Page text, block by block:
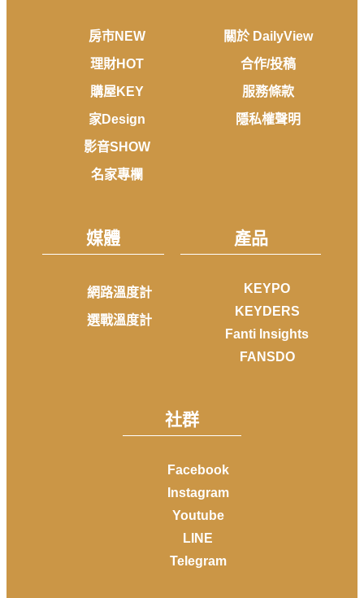
房市NEW
理財HOT
購屋KEY
家Design
影音SHOW
名家專欄
關於 DailyView
合作/投稿
服務條款
隱私權聲明
媒體
網路溫度計
選戰溫度計
產品
KEYPO
KEYDERS
Fanti Insights
FANSDO
社群
Facebook
Instagram
Youtube
LINE
Telegram